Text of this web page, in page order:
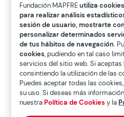
Fundación MAPFREutiliza
para realizar análisis
sesión de usuario, mostrarte
personalizar determinados
de tus hábitos de navegación .
cookies , pudiendo en tal caso
servicios del sitio web. Si
consintiendo la utilización de las
Puedes aceptar todas las
su uso. Si deseas más
nuestraPolítica de Cookiesy la